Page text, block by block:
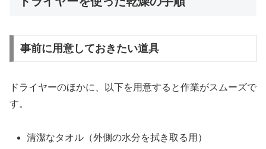
事前に用意しておきたい道具
ドライヤーのほかに、以下を用意すると作業がスムーズで
す。
清潔なタオル（外側の水分を拭き取る用）